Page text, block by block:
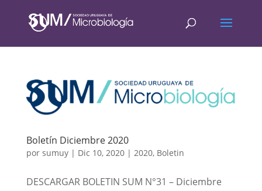
Boletín Diciembre 2020
por sumuy| Dic 10, 2020| 2020, Boletin
DESCARGAR BOLETIN SUM N°31 – Diciembre